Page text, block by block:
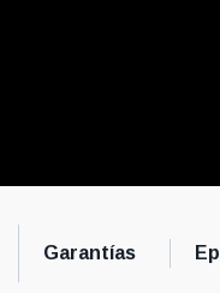
Garantías